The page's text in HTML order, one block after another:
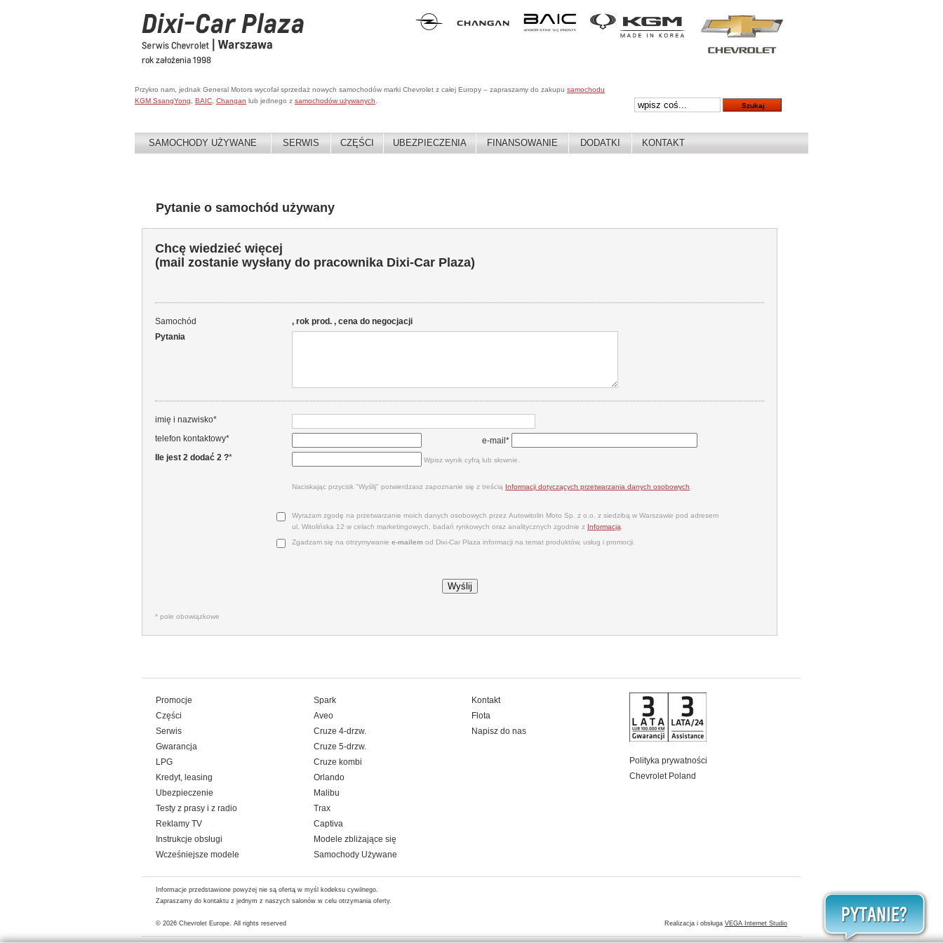
Przykro nam, jednak General Motors wycofał sprzedaż nowych samochodów marki Chevrolet z całej Europy – zapraszamy do zakupu samochodu
KGM SsangYong
BAIC Changan lub jednego z samochodów używanych
SAMOCHODY UŻYWANE SERWIS CZĘŚCI UBEZPIECZENIA FINANSOWANIE DODATKI KONTAKT
Pytanie o samochód używany
Chcę wiedzieć więcej
(mail zostanie wysłany do pracownika Dixi-Car Plaza)
Samochód
, rok prod. , cena do negocjacji
Pytania
imię i nazwisko*
telefon kontaktowy*
e-mail*
Ile jest 2 dodać 2 ?* Wpisz wynik cyfrą lub słownie.
Naciskając przycisk "Wyślij" potwierdzasz zapoznanie się z treścią Informacji dotyczących przetwarzania danych osobowych
Wyrażam zgodę na przetwarzanie moich danych osobowych przez Autowitolin Moto Sp. z o.o. z siedzibą w Warszawie pod adresem
ul. Witolińska 12 w celach marketingowych, badań rynkowych oraz analitycznych zgodnie z Informacją
Zgadzam się na otrzymywanie e‑mailem od Dixi‑Car Plaza informacji na temat produktów, usług i promocji.
* pole obowiązkowe
Promocje
Części
Serwis
Gwarancja
LPG
Kredyt, leasing
Ubezpieczenie
Testy z prasy i z radio
Reklamy TV
Instrukcje obsługi
Wcześniejsze modele
Spark
Aveo
Cruze 4-drzw.
Cruze 5-drzw.
Cruze kombi
Orlando
Malibu
Trax
Captiva
Modele zbliżające się
Samochody Używane
Kontakt
Flota
Napisz do nas
Polityka prywatności
Chevrolet Poland
Informacje przedstawione powyżej nie są ofertą w myśl kodeksu cywilnego.
Zapraszamy do kontaktu z jednym z naszych salonów w celu otrzymania oferty.
Realizacja i obsługa VEGA Internet Studio
© 2026 Chevrolet Europe. All rights reserved